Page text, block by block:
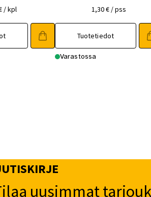
/ kpl 1,30€ / pss
Tuotetiedot
Varastossa
uusimmat